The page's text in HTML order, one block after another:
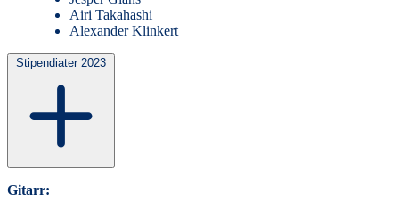
Airi Takahashi
Alexander Klinkert
Stipendiater 2023
Gitarr: